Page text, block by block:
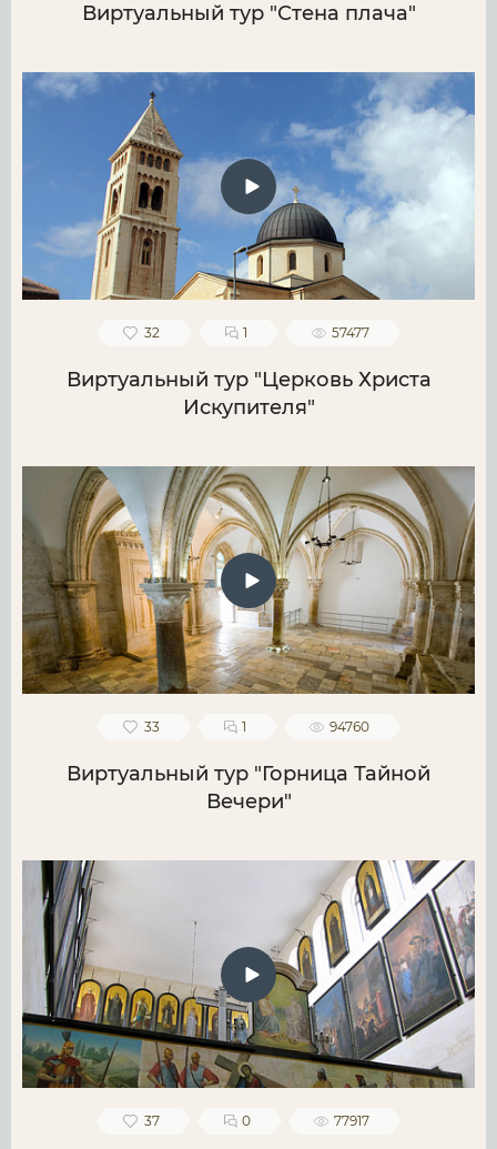
Виртуальный тур "Стена плача"
32 1 57477
Виртуальный тур "Церковь Христа
Искупителя"
33 1 94760
Виртуальный тур "Горница Тайной
Вечери"
37 0 77917